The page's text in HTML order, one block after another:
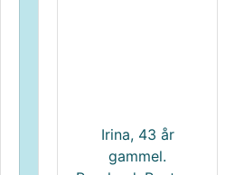
Irina, 43 år
gammel.